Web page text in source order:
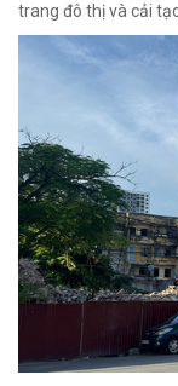
trang đô thị và cải